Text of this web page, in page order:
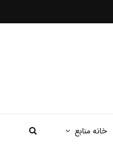
خانه منابع